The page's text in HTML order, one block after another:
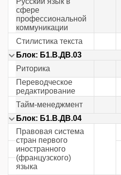
сфере
профессиональной
коммуникации
Стилистика текста
Блок: Б1.В.ДВ.03
Риторика
Переводческое
редактирование
Тайм-менеджмент
Блок: Б1.В.ДВ.04
Правовая система
стран первого
иностранного
(французского)
языка